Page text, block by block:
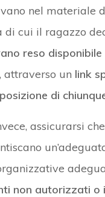
nel materiale
di cui il ragazzo
reso
, attraverso un link
di
assicurarsi
non autorizzati o